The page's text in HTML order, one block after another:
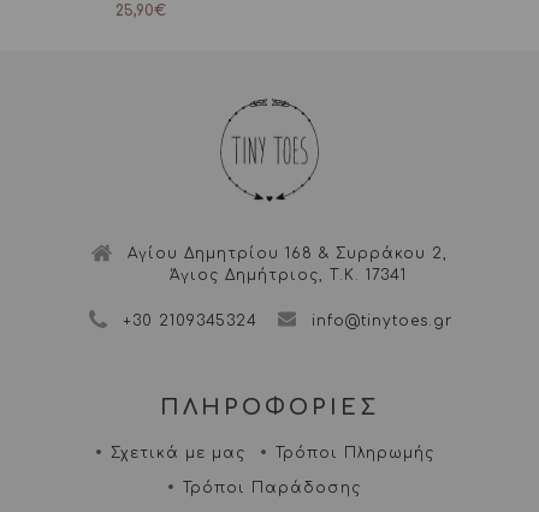
25,90€
Αγίου Δημητρίου 168 & Συρράκου 2,
Άγιος Δημήτριος, Τ.Κ. 17341
+30 2109345324 info@tinytoes.gr
ΠΛΗΡΟΦΟΡΙΕΣ
Σχετικά με μας Τρόποι Πληρωμής
Τρόποι Παράδοσης